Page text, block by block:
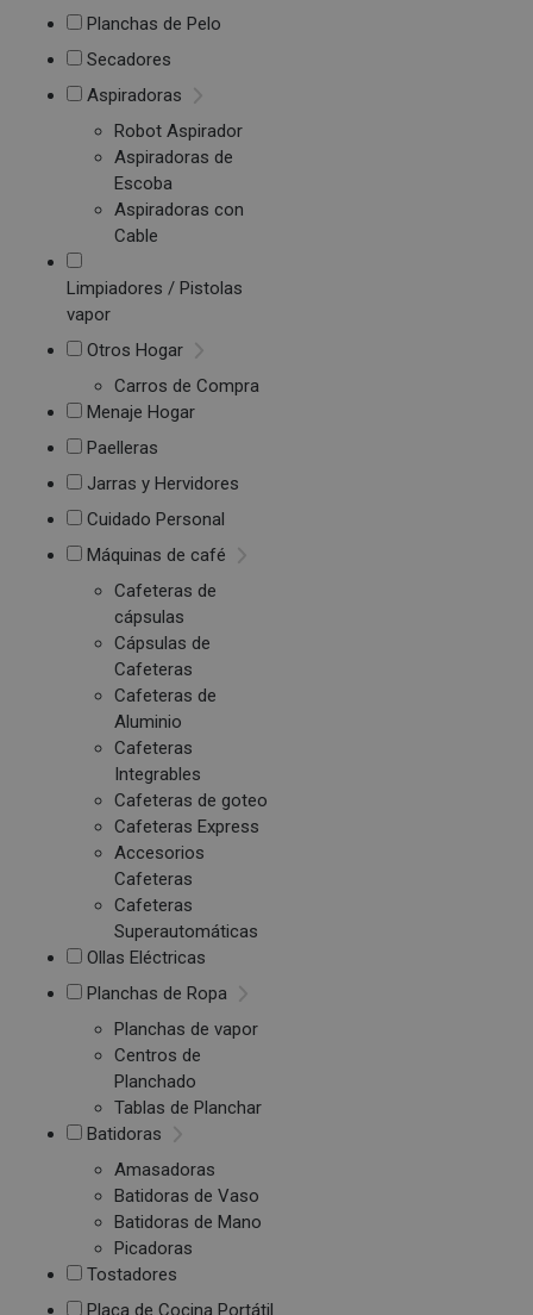
Planchas de Pelo
Secadores
Aspiradoras
Robot Aspirador
Aspiradoras de
Escoba
Aspiradoras con
Cable
Limpiadores / Pistolas
vapor
Otros Hogar
Carros de Compra
Menaje Hogar
Paelleras
Jarras y Hervidores
Cuidado Personal
Máquinas de café
Cafeteras de
cápsulas
Cápsulas de
Cafeteras
Cafeteras de
Aluminio
Cafeteras
Integrables
Cafeteras de goteo
Cafeteras Express
Accesorios
Cafeteras
Cafeteras
Superautomáticas
Ollas Eléctricas
Planchas de Ropa
Planchas de vapor
Centros de
Planchado
Tablas de Planchar
Batidoras
Amasadoras
Batidoras de Vaso
Batidoras de Mano
Picadoras
Tostadores
Placa de Cocina Portátil